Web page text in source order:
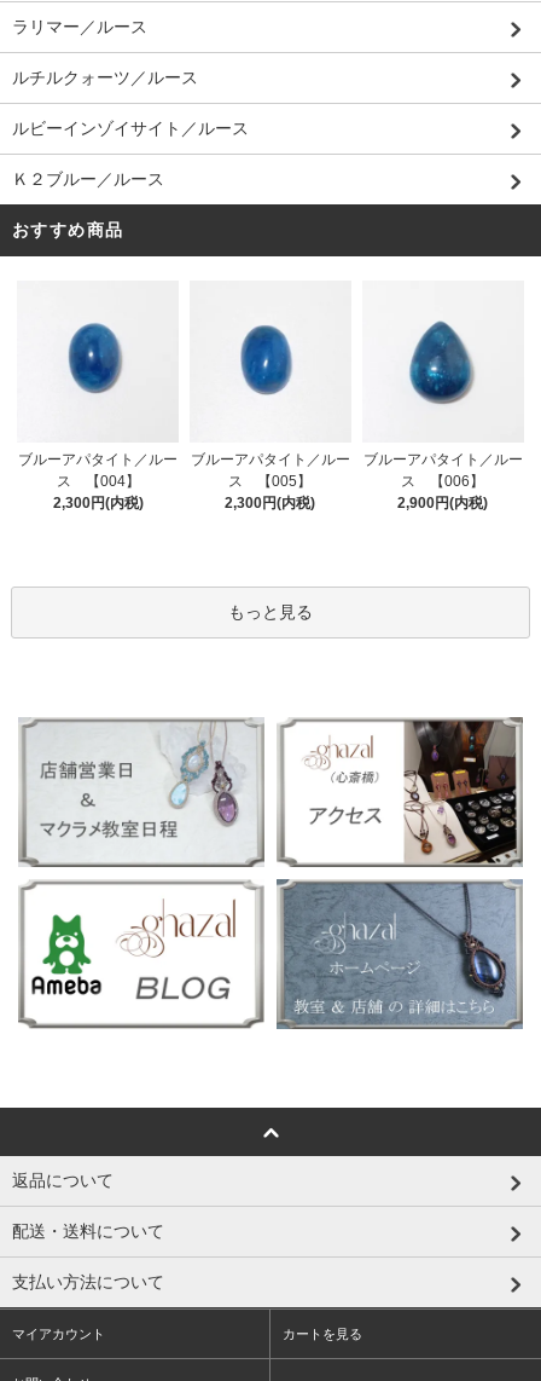
ラリマー／ルース
ルチルクォーツ／ルース
ルビーインゾイサイト／ルース
Ｋ２ブルー／ルース
おすすめ商品
ブルーアパタイト／ルー
ス 【004】
2,300円(内税)
ブルーアパタイト／ルー
ス 【005】
2,300円(内税)
ブルーアパタイト／ルー
ス 【006】
2,900円(内税)
もっと見る
返品について
配送・送料について
支払い方法について
マイアカウント カートを見る